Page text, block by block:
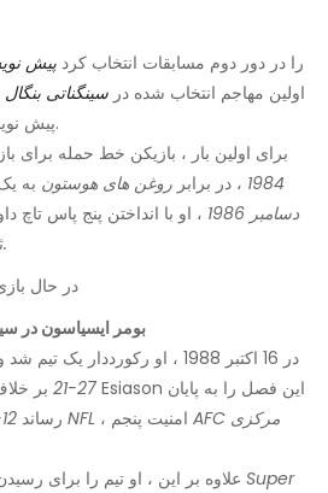
Esiason را در دور دوم مسابقات انتخاب کرد پیش
. Esiason اولین مهاجم انتخاب شده در سینگناتی بنگال
پیش نویس.
برای اولین بار ، بازیکن خط حمله برای
1984 ، در برابر روغن های هوستون به
دسامبر 1986
، او با انداختن پنج پاس تاچ
52-21.
بومر ایسیاسون در
در 16 اکتبر 1988 ، او رکورددار یک تیم شد و پنج بار رهگیری را انجام داد
27-21
بر
رساند 12-4 NFL AFC مرکزی
Super